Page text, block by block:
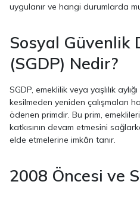
uygulanır ve hangi durumlarda
Sosyal Güvenlik
(SGDP) Nedir?
SGDP, emeklilik veya yaşlılık
kesilmeden yeniden çalışmaları
ödenen primdir. Bu prim,
katkısının devam etmesini
elde etmelerine imkân tanır.
2008 Öncesi ve